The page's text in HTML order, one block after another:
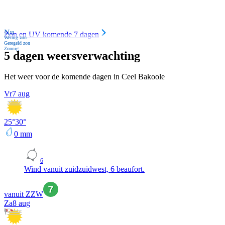
Nu
Weinig zon
Geregeld zon
Zonnig
Zon en UV komende 7 dagen
5 dagen weersverwachting
Het weer voor de komende dagen in Ceel Bakoole
Vr7 aug
25°30°
0 mm
6
Wind vanuit zuidzuidwest, 6 beaufort.
vanuit ZZW
Za8 aug